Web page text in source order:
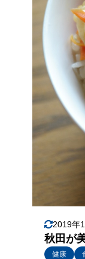
2019年
秋田が
健康